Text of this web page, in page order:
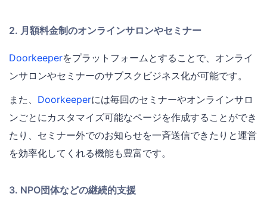
2. 月額料金制のオンラインサロンやセミナー
Doorkeeperをプラットフォームとすることで、オンライ
ンサロンやセミナーのサブスクビジネス化が可能です。
また、 Doorkeeperには毎回のセミナーやオンラインサロ
ンごとにカスタマイズ可能なページを作成することができ
たり、セミナー外でのお知らせを一斉送信できたりと運営
を効率化してくれる機能も豊富です。
3. NPO団体などの継続的支援